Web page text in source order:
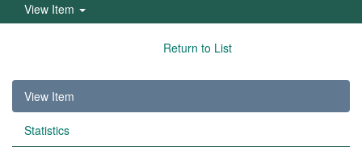
View Item
Return to List
View Item
Statistics